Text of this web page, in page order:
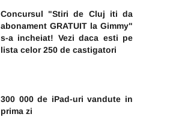
Concursul "Stiri de Cluj iti da
abonament GRATUIT la Gimmy"
s-a incheiat! Vezi daca esti pe
lista celor 250 de castigatori
300 000 de iPad-uri vandute in
prima zi